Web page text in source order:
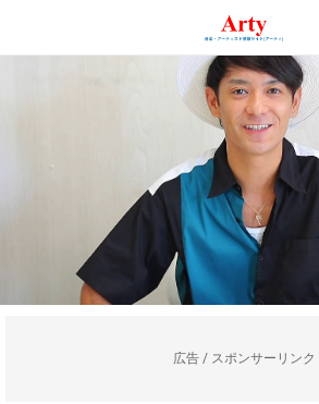
広告 / スポンサーリンク